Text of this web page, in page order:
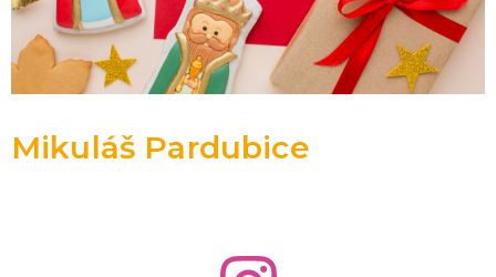
Mikuláš Pardubice